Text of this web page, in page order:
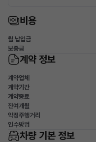
비용
월 납입금
보증금
계약 정보
계약업체
계약기간
계약종료
잔여개월
약정주행거리
인수방법
차량 기본 정보